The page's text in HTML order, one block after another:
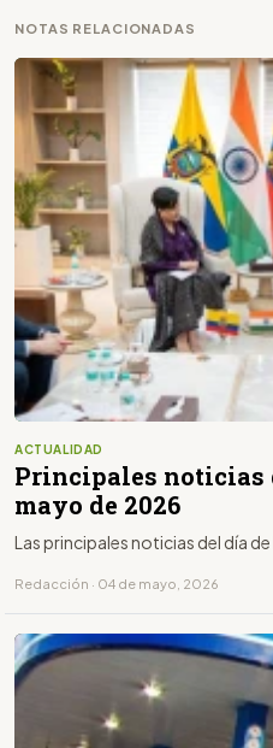
NOTAS RELACIONADAS
ACTUALIDAD
Principales noticias
mayo de 2026
Las principales noticias del día
Redacción · 04 de mayo, 2026